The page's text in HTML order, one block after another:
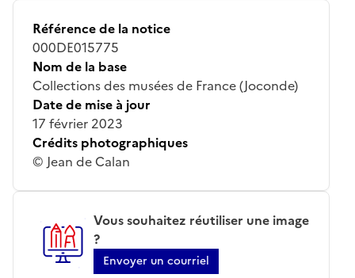
Référence de la notice
000DE015775
Nom de la base
Collections des musées de France (Joconde)
Date de mise à jour
17 février 2023
Crédits photographiques
© Jean de Calan
Vous souhaitez réutiliser une image
?
Envoyer un courriel